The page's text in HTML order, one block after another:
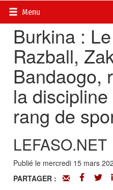
Menu
Accueil>
Burkina :
Razball,
Bandaogo,
la
rang de
LEFASO.NET
Publié le mercredi 15 mars
PARTAGER :